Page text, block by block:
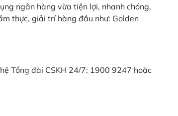
ngân hàng vừa tiện lợi, nhanh chóng,
thực, giải trí hàng đầu như: Golden
Tổng đài CSKH 24/7: 1900 9247 hoặc